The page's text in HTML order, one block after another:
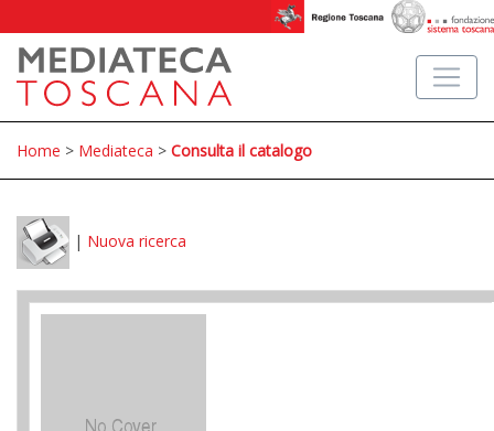
Home > Mediateca > Consulta il catalogo
| Nuova ricerca